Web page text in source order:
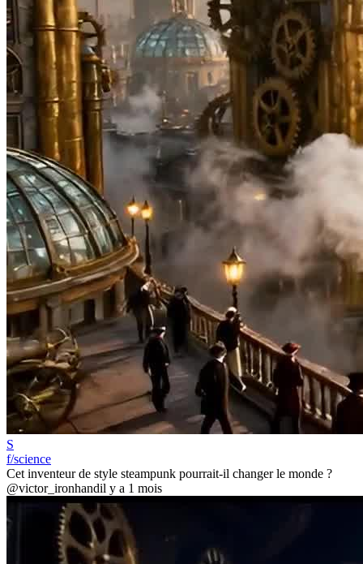
S
f/science
Cet inventeur de style steampunk pourrait-il changer le monde ?
@victor_ironhandil y a 1 mois